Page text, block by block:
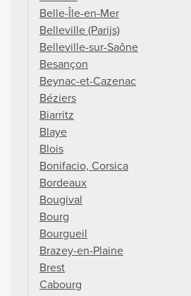
Belle-Île-en-Mer
Belleville (Parijs)
Belleville-sur-Saône
Besançon
Beynac-et-Cazenac
Béziers
Biarritz
Blaye
Blois
Bonifacio, Corsica
Bordeaux
Bougival
Bourg
Bourgueil
Brazey-en-Plaine
Brest
Cabourg